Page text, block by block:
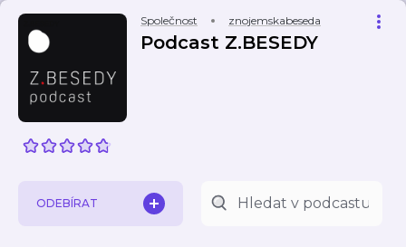
Společnost znojemskabeseda
Podcast Z.BESEDY
ODEBÍRAT